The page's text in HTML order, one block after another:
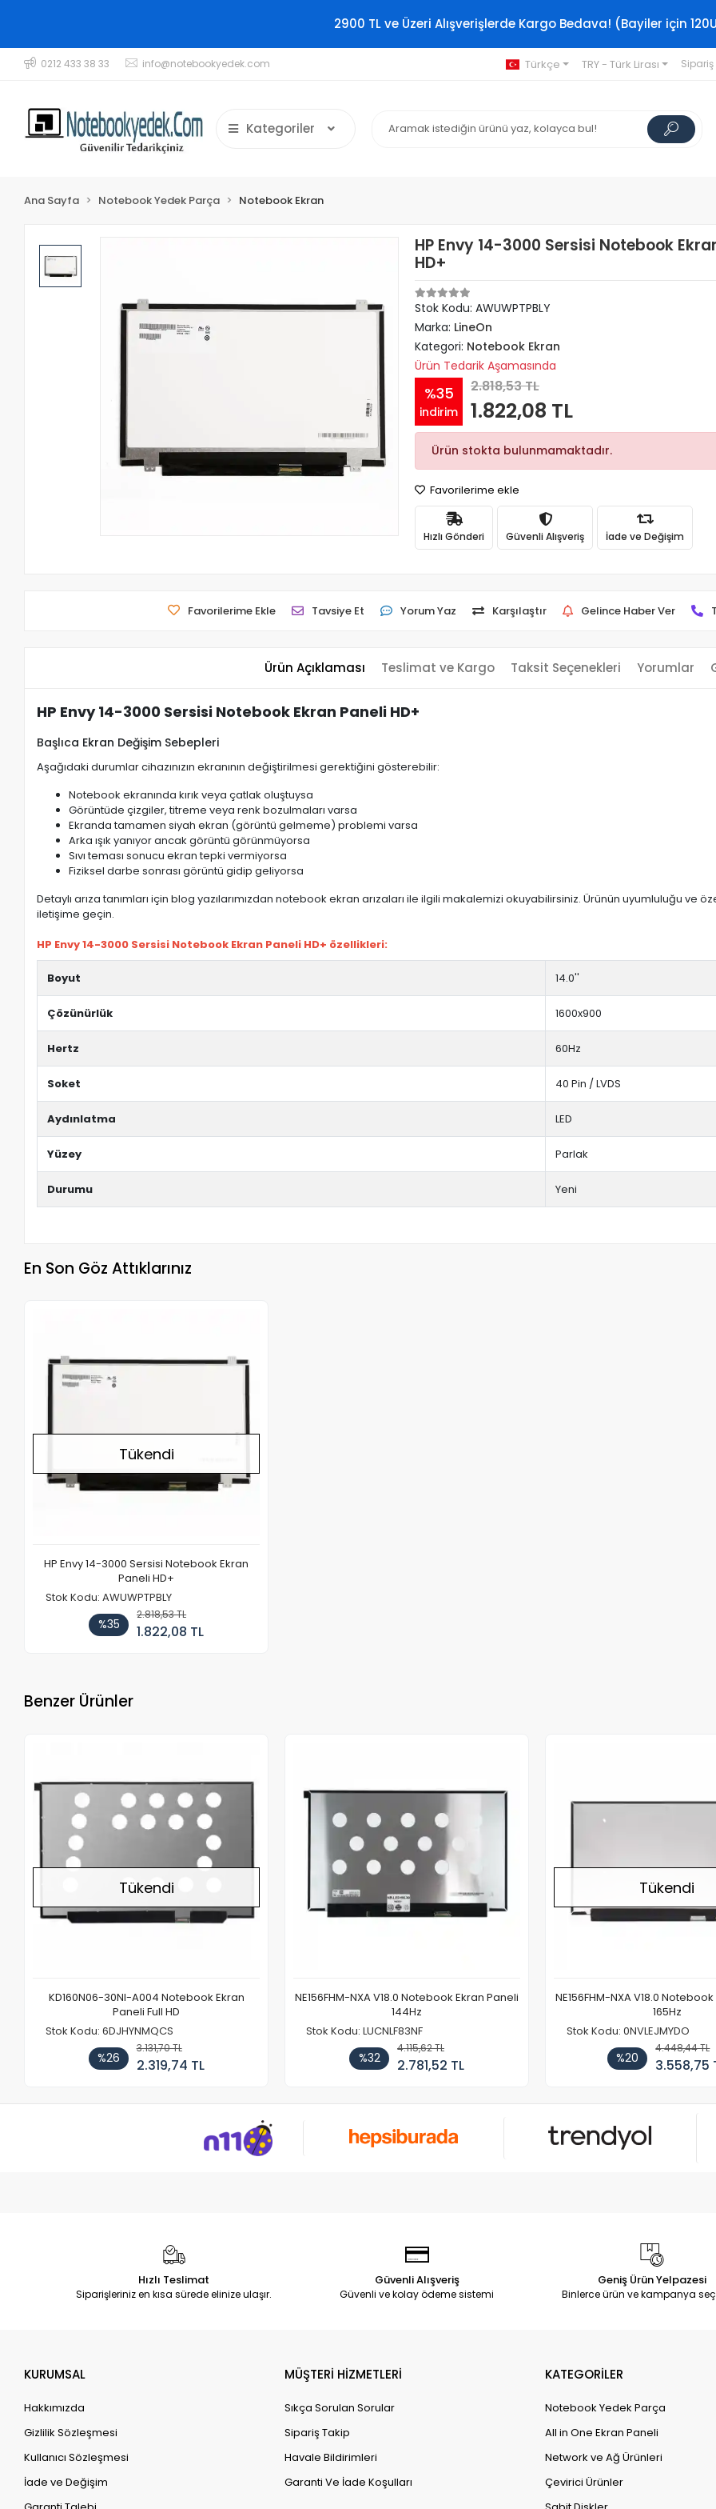
2900 TL ve Üzeri Alışverişlerde Kargo Bedava! (Bayiler için
0212 433 38 33 info@notebookyedek.com Türkçe TRY - Türk Lirası
Kategoriler
Ana Sayfa Notebook Yedek Parça Notebook Ekran
HP Envy 14-3000 Sersisi Notebook
HD+
Stok Kodu: AWUWPTPBLY
Marka: LineOn
Kategori: Notebook Ekran
Ürün Tedarik Aşamasında
%35
indirim
2.818,53 TL
1.822,08 TL
Ürün stokta bulunmamaktadır.
Favorilerime ekle
Hızlı Gönderi Güvenli Alışveriş İade ve Değişim
Favorilerime Ekle Tavsiye Et Yorum Yaz Karşılaştır Gelince Haber Ver
Ürün Açıklaması Teslimat ve Kargo Taksit Seçenekleri Yorumlar
HP Envy 14-3000 Sersisi Notebook Ekran Paneli HD+
Başlıca Ekran Değişim Sebepleri
Aşağıdaki durumlar cihazınızın ekranının değiştirilmesi gerektiğini gösterebilir:
Notebook ekranında kırık veya çatlak oluştuysa
Görüntüde çizgiler, titreme veya renk bozulmaları varsa
Ekranda tamamen siyah ekran (görüntü gelmeme) problemi varsa
Arka ışık yanıyor ancak görüntü görünmüyorsa
Sıvı teması sonucu ekran tepki vermiyorsa
Fiziksel darbe sonrası görüntü gidip geliyorsa
Detaylı arıza tanımları için blog yazılarımızdan notebook ekran arızaları ile ilgili makalemizi okuyabilirsiniz. Ürünün uyumluluğu
iletişime geçin.
HP Envy 14-3000 Sersisi Notebook Ekran Paneli HD+ özellikleri:
Boyut 14.0''
Çözünürlük 1600x900
Hertz 60Hz
Soket 40 Pin / LVDS
Aydınlatma LED
Yüzey Parlak
Durumu Yeni
En Son Göz Attıklarınız
Tükendi
HP Envy 14-3000 Sersisi Notebook Ekran
Paneli HD+
Stok Kodu: AWUWPTPBLY
%35
2.818,53 TL
1.822,08 TL
Benzer Ürünler
Tükendi
KD160N06-30NI-A004 Notebook Ekran
Paneli Full HD
Stok Kodu: 6DJHYNMQCS
%26
3.131,70 TL
2.319,74 TL
NE156FHM-NXA V18.0 Notebook Ekran Paneli
144Hz
Stok Kodu: LUCNLF83NF
%32
4.115,62 TL
2.781,52 TL
Tükendi
NE156FHM-NXA V18.0
165Hz
Stok Kodu: 0NVLEJMYDO
%20
4.448,44 TL
3.558,75
Hızlı Teslimat
Siparişleriniz en kısa sürede elinize ulaşır.
Güvenli Alışveriş
Güvenli ve kolay ödeme sistemi
Geniş Ürün Yelpazesi
Binlerce ürün ve kampanya
KURUMSAL
Hakkımızda
Gizlilik Sözleşmesi
Kullanıcı Sözleşmesi
İade ve Değişim
MÜŞTERİ HİZMETLERİ
Sıkça Sorulan Sorular
Sipariş Takip
Havale Bildirimleri
Garanti Ve İade Koşulları
KATEGORİLER
Notebook Yedek Parça
All in One Ekran Paneli
Network ve Ağ Ürünleri
Çevirici Ürünler